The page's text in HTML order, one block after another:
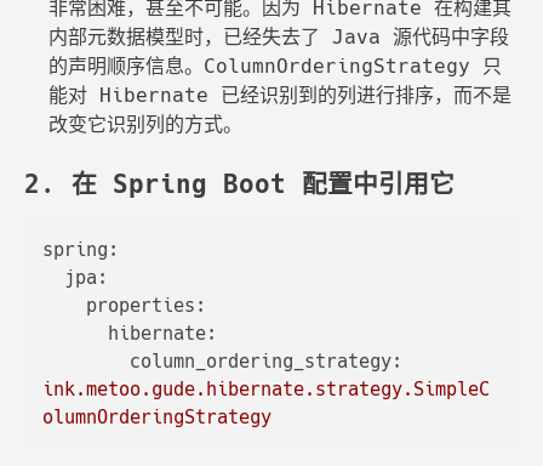
非常困难，甚至不可能。因为 Hibernate 在构建其
内部元数据模型时，已经失去了 Java 源代码中字段
的声明顺序信息。ColumnOrderingStrategy 只
能对 Hibernate 已经识别到的列进行排序，而不是
改变它识别列的方式。
2. 在 Spring Boot 配置中引用它
spring:
jpa:
properties:
hibernate:
column_ordering_strategy:
ink.metoo.gude.hibernate.strategy.SimpleC
olumnOrderingStrategy